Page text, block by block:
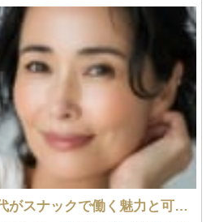
年齢制限はある？50代がスナックで働く魅力と可能性